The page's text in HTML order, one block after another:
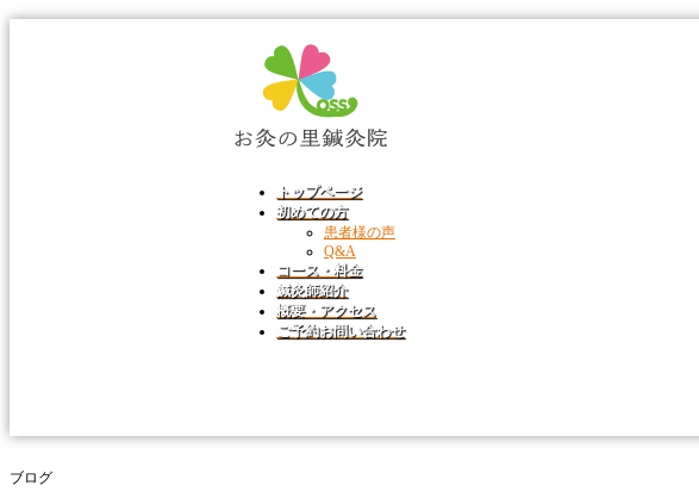
トップページ
初めての方
患者様の声
Q&A
コース・料金
鍼灸師紹介
概要・アクセス
ご予約お問い合わせ
ブログ